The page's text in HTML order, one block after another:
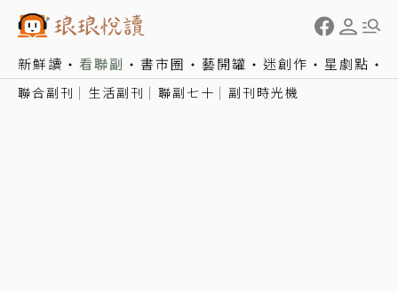
新鮮讀 看聯副 書市圈 藝開罐 迷創作 星劇點
聯合副刊 生活副刊 聯副七十 副刊時光機